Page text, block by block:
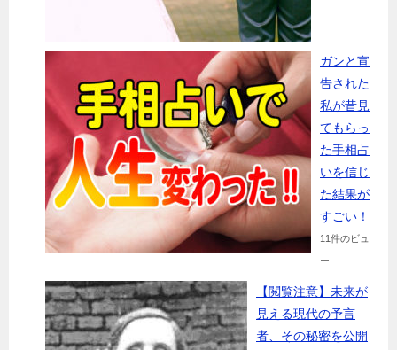
ガンと宣
告された
私が昔見
てもらっ
た手相占
いを信じ
た結果が
すごい！
11件のビュ
ー
【閲覧注意】未来が
見える現代の予言
者、その秘密を公開